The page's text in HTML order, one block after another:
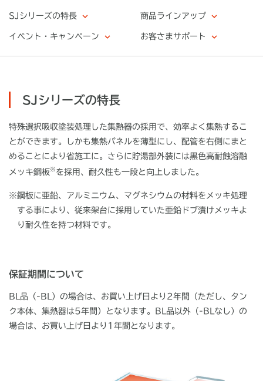
SJシリーズの特長 商品ラインアップ
イベント・キャンペーン お客さまサポート
SJシリーズの特長
特殊選択吸収塗装処理した集熱器の採用で、効率よく集熱するこ
とができます。しかも集熱パネルを薄型にし、配管を右側にまと
めることにより省施工に。さらに貯湯部外装には黒色高耐蝕溶融
メッキ鋼板※ を採用、耐久性も一段と向上しました。
※鋼板に亜鉛、アルミニウム、マグネシウムの材料をメッキ処理
する事により、従来架台に採用していた亜鉛ドブ漬けメッキよ
り耐久性を持つ材料です。
保証期間について
BL品（-BL）の場合は、お買い上げ日より2年間（ただし、タン
ク本体、集熱器は5年間）となります。BL品以外（-BLなし）の
場合は、お買い上げ日より1年間となります。